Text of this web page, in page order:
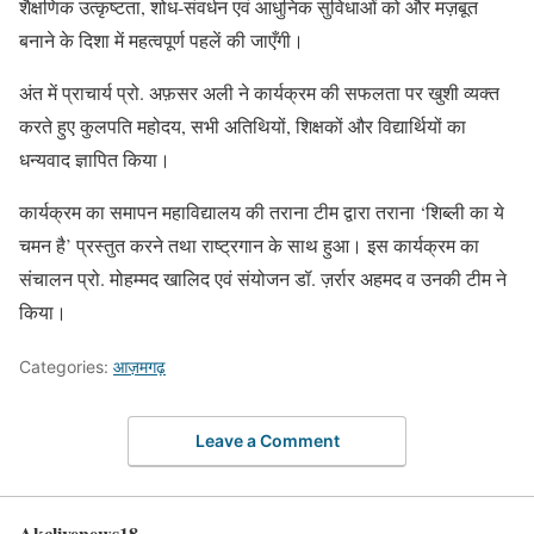
शैक्षणिक उत्कृष्टता, शोध-संवर्धन एवं आधुनिक सुविधाओं को और मज़बूत
बनाने के दिशा में महत्वपूर्ण पहलें की जाएँगी।
अंत में प्राचार्य प्रो. अफ़सर अली ने कार्यक्रम की सफलता पर खुशी व्यक्त
करते हुए कुलपति महोदय, सभी अतिथियों, शिक्षकों और विद्यार्थियों का
धन्यवाद ज्ञापित किया।
कार्यक्रम का समापन महाविद्यालय की तराना टीम द्वारा तराना ‘शिब्ली का ये
चमन है’ प्रस्तुत करने तथा राष्ट्रगान के साथ हुआ। इस कार्यक्रम का
संचालन प्रो. मोहम्मद खालिद एवं संयोजन डॉ. ज़र्रार अहमद व उनकी टीम ने
किया।
Categories: आज़मगढ़
Leave a Comment